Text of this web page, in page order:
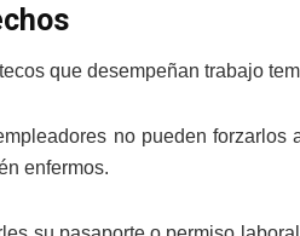
que desempeñan trabajo
no pueden
enfermos.